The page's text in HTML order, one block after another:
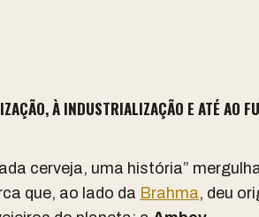
À INDUSTRIALIZAÇÃO E ATÉ AO
cerveja, uma história”
que, ao lado da Brahma, deu